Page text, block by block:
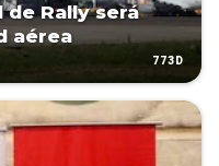
de Rally será
aérea
773D